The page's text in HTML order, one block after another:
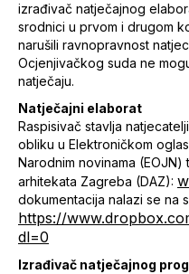
izrađivač natječajnog
srodnici u prvom i drugom
narušili ravnopravnost
Ocjenjivačkog suda ne
natječaju.
Natječajni elaborat
Raspisivač stavlja
obliku u Elektroničkom
Narodnim novinama (EOJN)
arhitekata Zagreba (DAZ):
dokumentacija nalazi se na
https://
dl=0
Izrađivač natječajnog